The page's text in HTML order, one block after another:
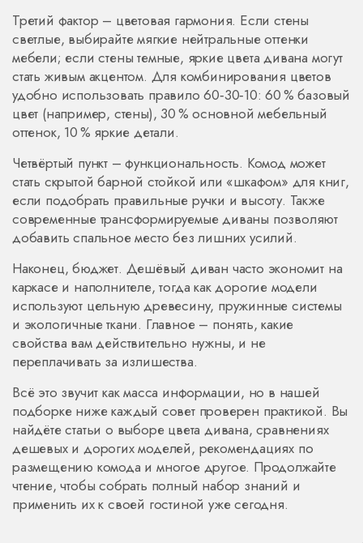
Третий фактор – цветовая гармония. Если стены
светлые, выбирайте мягкие нейтральные оттенки
мебели; если стены темные, яркие цвета дивана могут
стать живым акцентом. Для комбинирования цветов
удобно использовать правило 60‑30‑10: 60 % базовый
цвет (например, стены), 30 % основной мебельный
оттенок, 10 % яркие детали.
Четвёртый пункт – функциональность. Комод может
стать скрытой барной стойкой или «шкафом» для книг,
если подобрать правильные ручки и высоту. Также
современные трансформируемые диваны позволяют
добавить спальное место без лишних усилий.
Наконец, бюджет. Дешёвый диван часто экономит на
каркасе и наполнителе, тогда как дорогие модели
используют цельную древесину, пружинные системы
и экологичные ткани. Главное – понять, какие
свойства вам действительно нужны, и не
переплачивать за излишества.
Всё это звучит как масса информации, но в нашей
подборке ниже каждый совет проверен практикой. Вы
найдёте статьи о выборе цвета дивана, сравнениях
дешевых и дорогих моделей, рекомендациях по
размещению комода и многое другое. Продолжайте
чтение, чтобы собрать полный набор знаний и
применить их к своей гостиной уже сегодня.